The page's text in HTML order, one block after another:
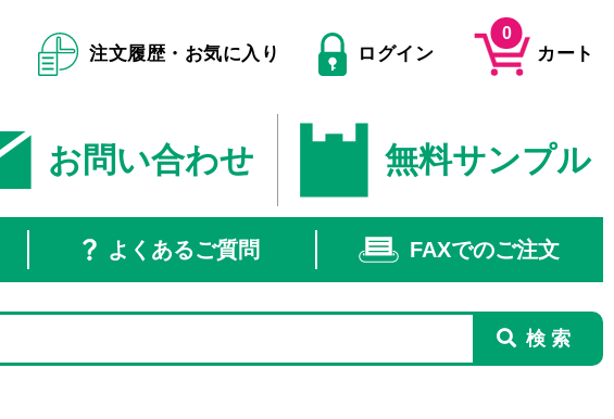
注文履歴・お気に入り ログイン
0
カート
お問い合わせ 無料サンプル
よくあるご質問 FAXでのご注文